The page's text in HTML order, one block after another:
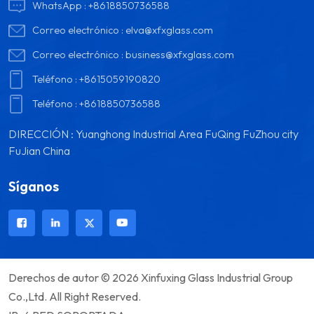
WhatsApp :+8618850736588
Correo electrónico : elva@xfxglass.com
Correo electrónico :business@xfxglass.com
Teléfono :+8615059190820
Teléfono :+8618850736588
DIRECCIÓN : Yuanghong Industrial Area FuQing FuZhou city
FuJian China
Síganos
Derechos de autor © 2026 Xinfuxing Glass Industrial Group
Co.,Ltd. All Right Reserved.